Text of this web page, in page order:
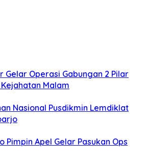
Gelar Operasi Gabungan 2 Pilar
Malam
Nasional Pusdikmin Lemdiklat
Pimpin Apel Gelar Pasukan Ops